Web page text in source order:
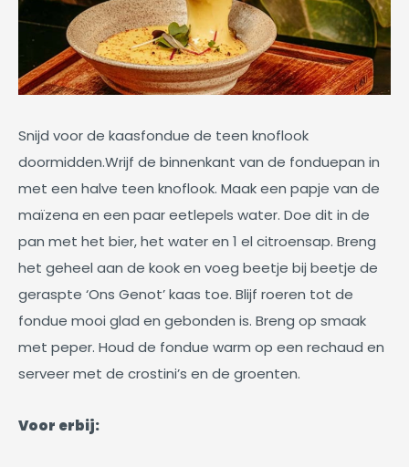
Snijd voor de kaasfondue de teen knoflook
doormidden.Wrijf de binnenkant van de fonduepan in
met een halve teen knoflook. Maak een papje van de
maïzena en een paar eetlepels water. Doe dit in de
pan met het bier, het water en 1 el citroensap. Breng
het geheel aan de kook en voeg beetje bij beetje de
geraspte ‘Ons Genot’ kaas toe. Blijf roeren tot de
fondue mooi glad en gebonden is. Breng op smaak
met peper. Houd de fondue warm op een rechaud en
serveer met de crostini’s en de groenten.
Voor erbij: